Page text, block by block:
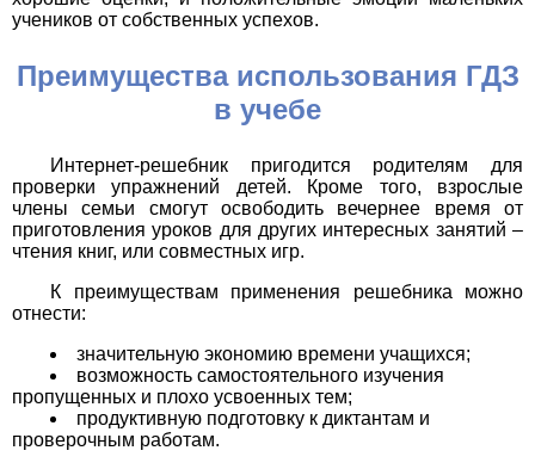
учеников от собственных успехов.
Преимущества использования ГДЗ
в учебе
Интернет-решебник пригодится родителям для
проверки упражнений детей. Кроме того, взрослые
члены семьи смогут освободить вечернее время от
приготовления уроков для других интересных занятий –
чтения книг, или совместных игр.
К преимуществам применения решебника можно
отнести:
значительную экономию времени учащихся;
возможность самостоятельного изучения
пропущенных и плохо усвоенных тем;
продуктивную подготовку к диктантам и
проверочным работам.